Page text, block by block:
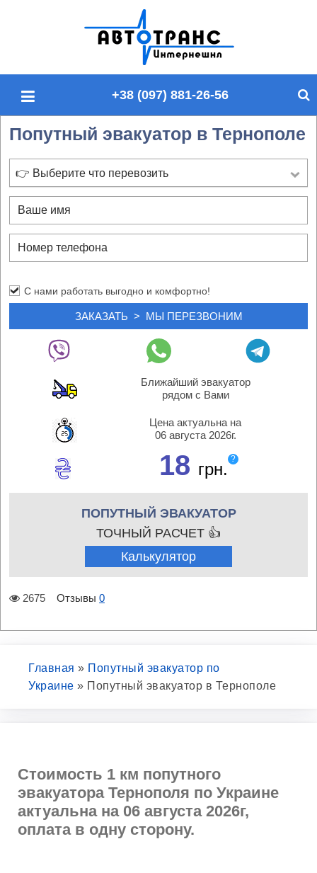
п
о
й
у
+38 (097) 881-26-56
Попутный эвакуатор в Тернополе
👉 Выберите что перевозить
С нами работать выгодно и комфортно!
Ближайший эвакуатор
рядом с Вами
Цена актуальна на
06 августа 2026г.
18 грн.
?
ПОПУТНЫЙ ЭВАКУАТОР
ТОЧНЫЙ РАСЧЕТ 👍
Калькулятор
2675 Отзывы 0
Главная » Попутный эвакуатор по
Украине » Попутный эвакуатор в Тернополе
Стоимость 1 км попутного
эвакуатора Тернополя по Украине
актуальна на 06 августа 2026г,
оплата в одну сторону.